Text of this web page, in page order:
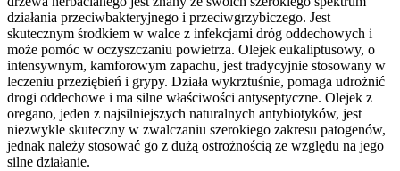
działania przeciwbakteryjnego i przeciwgrzybiczego. Jest
skutecznym środkiem w walce z infekcjami dróg oddechowych i
może pomóc w oczyszczaniu powietrza. Olejek eukaliptusowy, o
intensywnym, kamforowym zapachu, jest tradycyjnie stosowany w
leczeniu przeziębień i grypy. Działa wykrztuśnie, pomaga udrożnić
drogi oddechowe i ma silne właściwości antyseptyczne. Olejek z
oregano, jeden z najsilniejszych naturalnych antybiotyków, jest
niezwykle skuteczny w zwalczaniu szerokiego zakresu patogenów,
jednak należy stosować go z dużą ostrożnością ze względu na jego
silne działanie.